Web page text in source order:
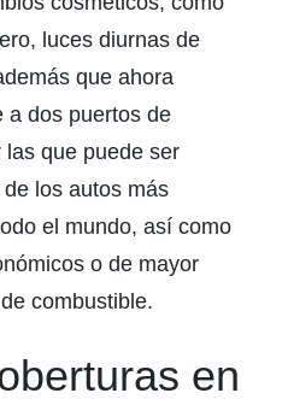
luces diurnas de
que ahora
a dos puertos de
que puede ser
los autos más
el mundo, así como
o de mayor
combustible.
en